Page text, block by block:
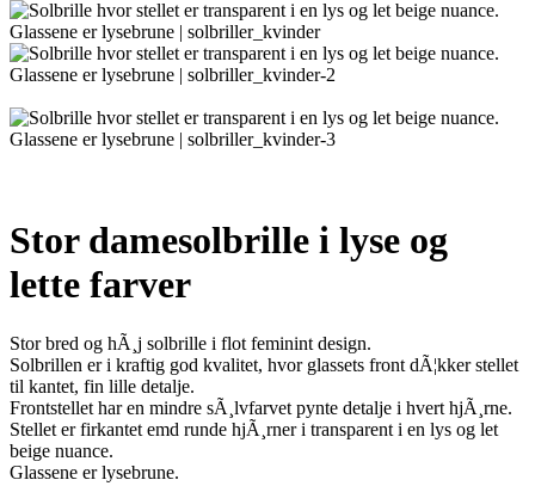
Stor damesolbrille i lyse og
lette farver
Stor bred og hÃ¸j solbrille i flot feminint design.
Solbrillen er i kraftig god kvalitet, hvor glassets front dÃ¦kker stellet
til kantet, fin lille detalje.
Frontstellet har en mindre sÃ¸lvfarvet pynte detalje i hvert hjÃ¸rne.
Stellet er firkantet emd runde hjÃ¸rner i transparent i en lys og let
beige nuance.
Glassene er lysebrune.